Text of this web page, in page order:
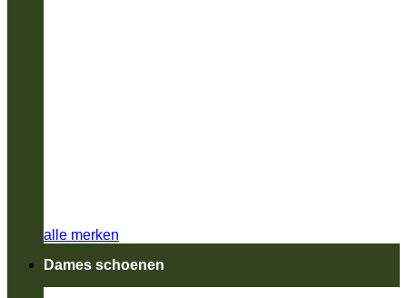
alle merken
Dames schoenen